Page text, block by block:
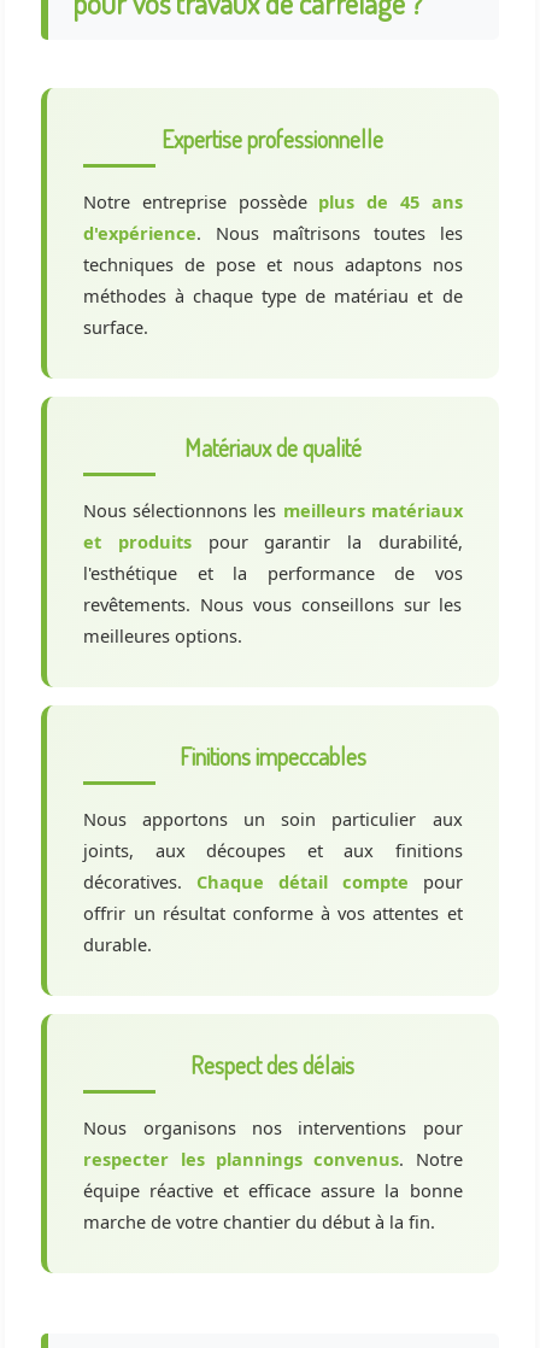
Expertise professionnelle
Notre entreprise possède plus de 45 ans
d'expérience. Nous maîtrisons toutes les
techniques de pose et nous adaptons nos
méthodes à chaque type de matériau et de
surface.
Matériaux de qualité
Nous sélectionnons les meilleurs matériaux
et produits pour garantir la durabilité,
l'esthétique et la performance de vos
revêtements. Nous vous conseillons sur les
meilleures options.
Finitions impeccables
Nous apportons un soin particulier aux
joints, aux découpes et aux finitions
décoratives. Chaque détail compte pour
offrir un résultat conforme à vos attentes et
durable.
Respect des délais
Nous organisons nos interventions pour
respecter les plannings convenus. Notre
équipe réactive et efficace assure la bonne
marche de votre chantier du début à la fin.